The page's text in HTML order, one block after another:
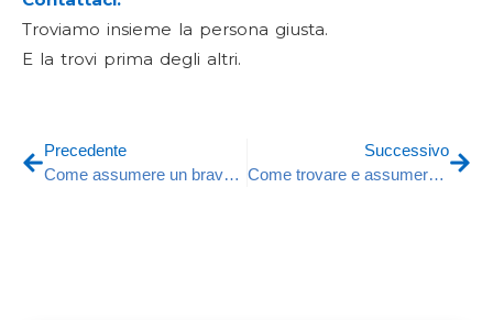
Troviamo insieme la persona giusta.
E la trovi prima degli altri.
Precedente
Come assumere un bravo idraulico per la tua ditta di costruzioni
Successivo
Come trovare e assumere un autista CQC: guida per le aziende.